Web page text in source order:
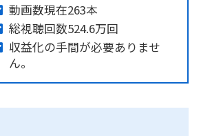
動画数現在263本
総視聴回数524.6万回
収益化の手間が必要ありませ
ん。